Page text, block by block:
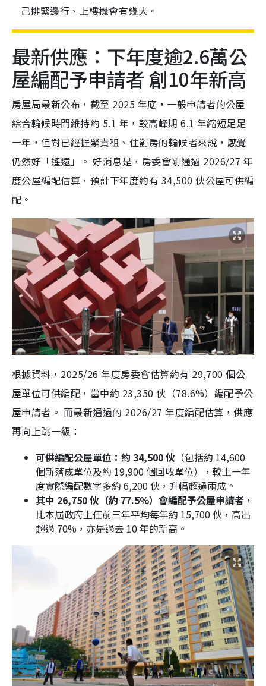
己排緊邊行、上樓機會有幾大。
最新供應：下年度逾2.6萬公
屋編配予申請者 創10年新高
房屋局最新公布，截至 2025 年底，一般申請者的公屋
綜合輪候時間維持約 5.1 年，較高峰期 6.1 年縮短足足
一年，但對已經捱緊貴租、住劏房的輪候者來說，感覺
仍然好「遙遠」。 好消息是，房委會剛通過 2026/27 年
度公屋編配估算，預計下年度約有 34,500 伙公屋可供編
配。
根據資料，2025/26 年度房委會估算約有 29,700 個公
屋單位可供編配，當中約 23,350 伙（78.6%）編配予公
屋申請者。 而最新通過的 2026/27 年度編配估算，供應
再向上跳一級：
可供編配公屋單位：約 34,500 伙 （包括約 14,600
個新落成單位及約 19,900 個回收單位），較上一年
度實際編配數字多約 6,200 伙，升幅超過兩成。
其中 26,750 伙（約 77.5%）會編配予公屋申請者 ，
比本屆政府上任前三年平均每年約 15,700 伙，高出
超過 70%，亦是過去 10 年的新高。